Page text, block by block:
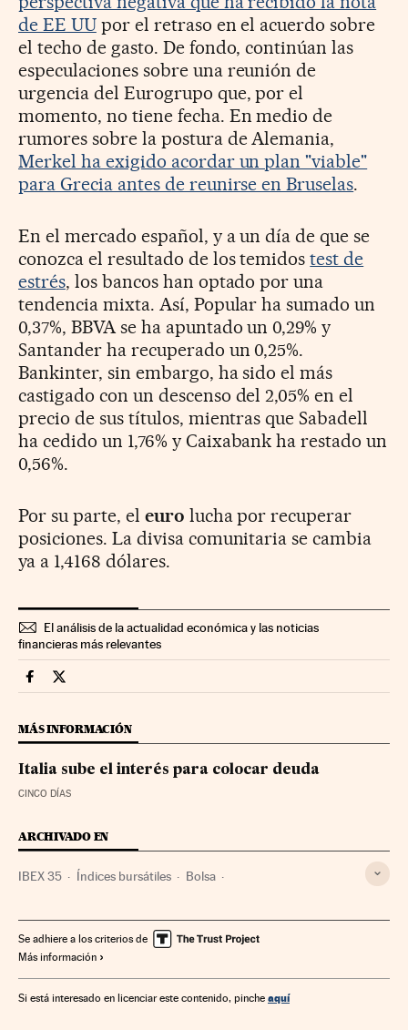
de EE UUpor el retraso en el acuerdo sobre
el techo de gasto. De fondo, continúan las
especulaciones sobre una reunión de
urgencia del Eurogrupo que, por el
momento, no tiene fecha. En medio de
rumores sobre la postura de Alemania,
Merkel ha exigido acordar un plan "viable"
para Grecia antes de reunirse en Bruselas.
En el mercado español, y a un día de que se
conozca el resultado de los temidostest de
estrés, los bancos han optado por una
tendencia mixta. Así, Popular ha sumado un
0,37%, BBVA se ha apuntado un 0,29% y
Santander ha recuperado un 0,25%.
Bankinter, sin embargo, ha sido el más
castigado con un descenso del 2,05% en el
precio de sus títulos, mientras que Sabadell
ha cedido un 1,76% y Caixabank ha restado un
0,56%.
Por su parte, el euro lucha por recuperar
posiciones. La divisa comunitaria se cambia
ya a 1,4168 dólares.
El análisis de la actualidad económica y las noticias
financieras más relevantes
Mercados Financieros Cinco Días en Facebook
Mercados Financieros Cinco Días en Twitter
MÁS INFORMACIÓN
Italia sube el interés para colocar deuda
CINCO DÍAS
ARCHIVADO EN
IBEX 35 Índices bursátiles Bolsa
Se adhiere a los criterios de
Más información
Si está interesado en licenciar este contenido, pinche aquí